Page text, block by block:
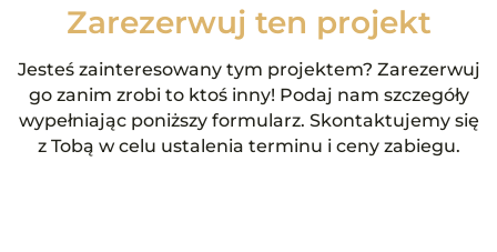
Zarezerwuj ten projekt
Jesteś zainteresowany tym projektem? Zarezerwuj
go zanim zrobi to ktoś inny! Podaj nam szczegóły
wypełniając poniższy formularz. Skontaktujemy się
z Tobą w celu ustalenia terminu i ceny zabiegu.